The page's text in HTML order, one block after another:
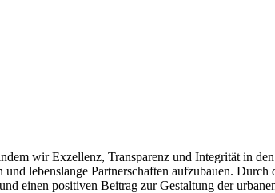
wir Exzellenz, Transparenz und Integrität in
lebenslange Partnerschaften aufzubauen.
einen positiven Beitrag zur Gestaltung der